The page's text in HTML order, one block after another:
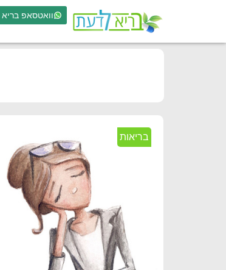
וואטסאפ
בריאות